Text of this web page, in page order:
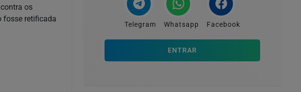
os
fosse retificada
Telegram Whatsapp Facebook
ENTRAR